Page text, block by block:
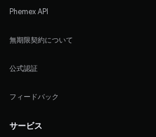
Phemex API
無期限契約について
公式認証
フィードバック
サービス